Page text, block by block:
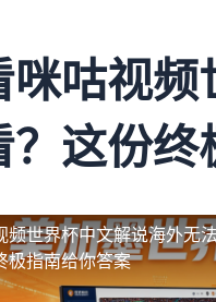
咪咕视
？这份终
频世界杯中文解说海外无
极指南给你答案